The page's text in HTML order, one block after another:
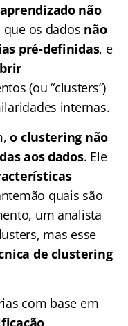
aprendizado não
que os dados não
pré-definidas, e
(ou “clusters”)
internas.
o clustering não
aos dados. Ele
quais são
um analista
mas esse
de clustering
com base em